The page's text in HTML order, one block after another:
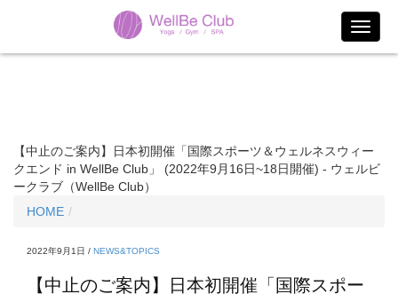
【中止のご案内】日本初開催「国際スポーツ＆ウェルネスウィー
クエンド in WellBe Club」 (2022年9月16日~18日開催) - ウェルビ
ークラブ（WellBe Club）
HOME
2022年9月1日 / NEWS&TOPICS
【中止のご案内】日本初開催「国際スポー